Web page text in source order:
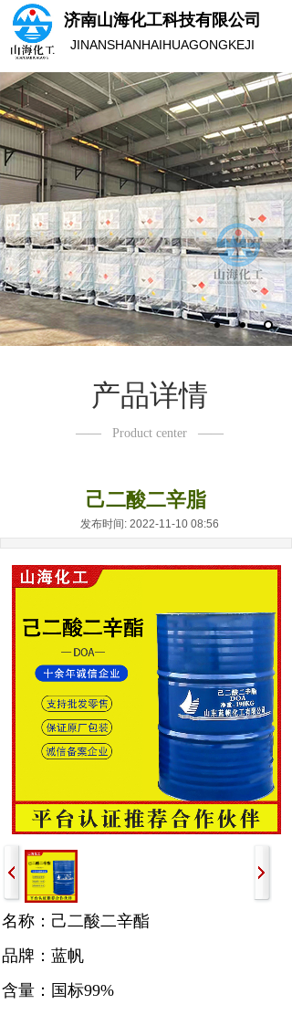
济南山海化工科技有限公司
JINANSHANHAIHUAGONGKEJI
产品详情
—— Product center ——
己二酸二辛脂
发布时间: 2022-11-10 08:56
名称：己二酸二辛酯
品牌：蓝帆
含量：国标99%